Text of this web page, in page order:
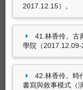
2017.12.15）。
41.林香伶。古
學院（2017.12.09-
42.林香伶。
書寫與敘事模式（